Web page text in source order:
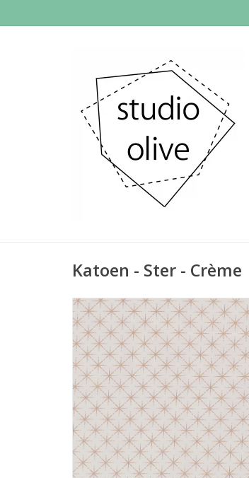
Katoen - Ster - Crème